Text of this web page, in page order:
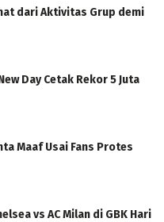
dari Aktivitas Grup demi
Day Cetak Rekor 5 Juta
Maaf Usai Fans Protes
vs AC Milan di GBK Hari